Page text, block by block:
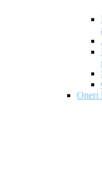
Oneri